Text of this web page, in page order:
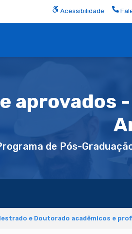
Acessibilidade
aprovados -
de Pós-
e Doutorado acadêmicos e